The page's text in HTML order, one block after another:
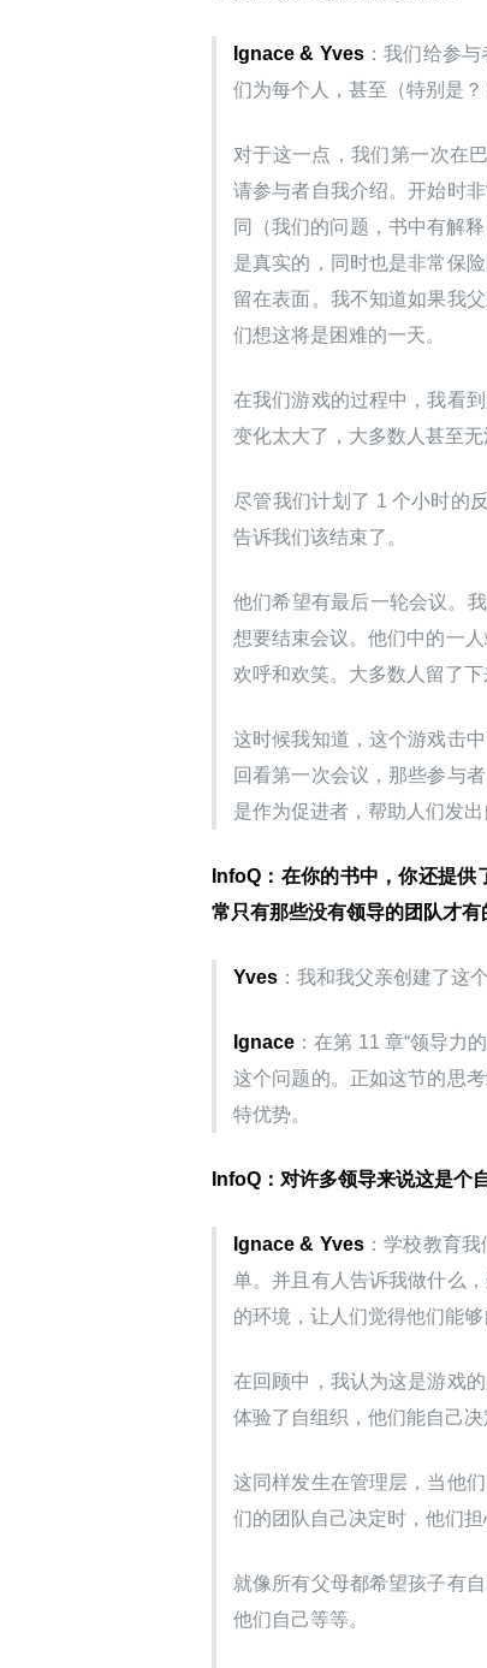
Ignace & Yves：我们给参与
们为每个人，甚至（特别是
对于这一点，我们第一次在
请参与者自我介绍。开始时
同（我们的问题，书中有解
是真实的，同时也是非常保
留在表面。我不知道如果我
们想这将是困难的一天。
在我们游戏的过程中，我看
变化太大了，大多数人甚至无
尽管我们计划了 1 个小时的
告诉我们该结束了。
他们希望有最后一轮会议。
想要结束会议。他们中的一
欢呼和欢笑。大多数人留了下
这时候我知道，这个游戏击
回看第一次会议，那些参与
是作为促进者，帮助人们发出
InfoQ：在你的书中，你还提
常只有那些没有领导的团队才
Yves ：我和我父亲创建了这
Ignace ：在第 11 章“领导力
这个问题的。正如这节的思
特优势。
InfoQ：对许多领导来说这是个
Ignace & Yves：学校教育我
单。并且有人告诉我做什么
的环境，让人们觉得他们能够
在回顾中，我认为这是游戏
体验了自组织，他们能自己决
这同样发生在管理层，当他
们的团队自己决定时，他们担
就像所有父母都希望孩子有
他们自己等等。